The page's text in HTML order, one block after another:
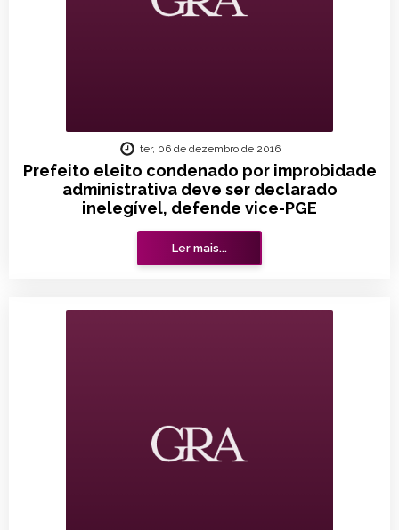
Prefeito eleito condenado por improbidade
administrativa deve ser declarado
inelegível, defende vice-PGE
ter, 06 de dezembro de 2016
Ler mais...